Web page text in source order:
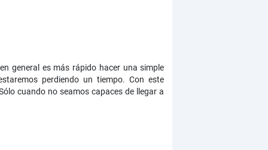
general es más rápido hacer una simple
perdiendo un tiempo. Con este
cuando no seamos capaces de llegar a